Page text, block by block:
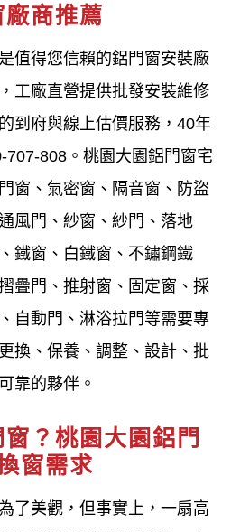
耕多年，擁有超過40年經
提供多樣化服務項目與高品
戶的每一次需求，認真做好
業與服務品質。
：鋁門窗工程宅急便擁
驗，技術能力精準，能
挑選到施工完成，每個環
產品品質達到最高標
「追求客戶滿意是我們
，並強調「珍惜客戶的
商推薦
值得您信賴的鋁門窗安裝廠
工廠直營提供批發安裝維修
到府與線上估價服務，40年
808。桃園大園鋁門窗宅
窗、氣密窗、隔音窗、防盜
風門、紗窗、紗門、落地
鐵窗、白鐵窗、不鏽鋼鐵
疊門、推射窗、固定窗、採
自動門、淋浴拉門等需要專
換、保養、調整、設計、批
靠的夥伴。
？桃園大園鋁門
窗需求
了美觀，但事實上，一扇高